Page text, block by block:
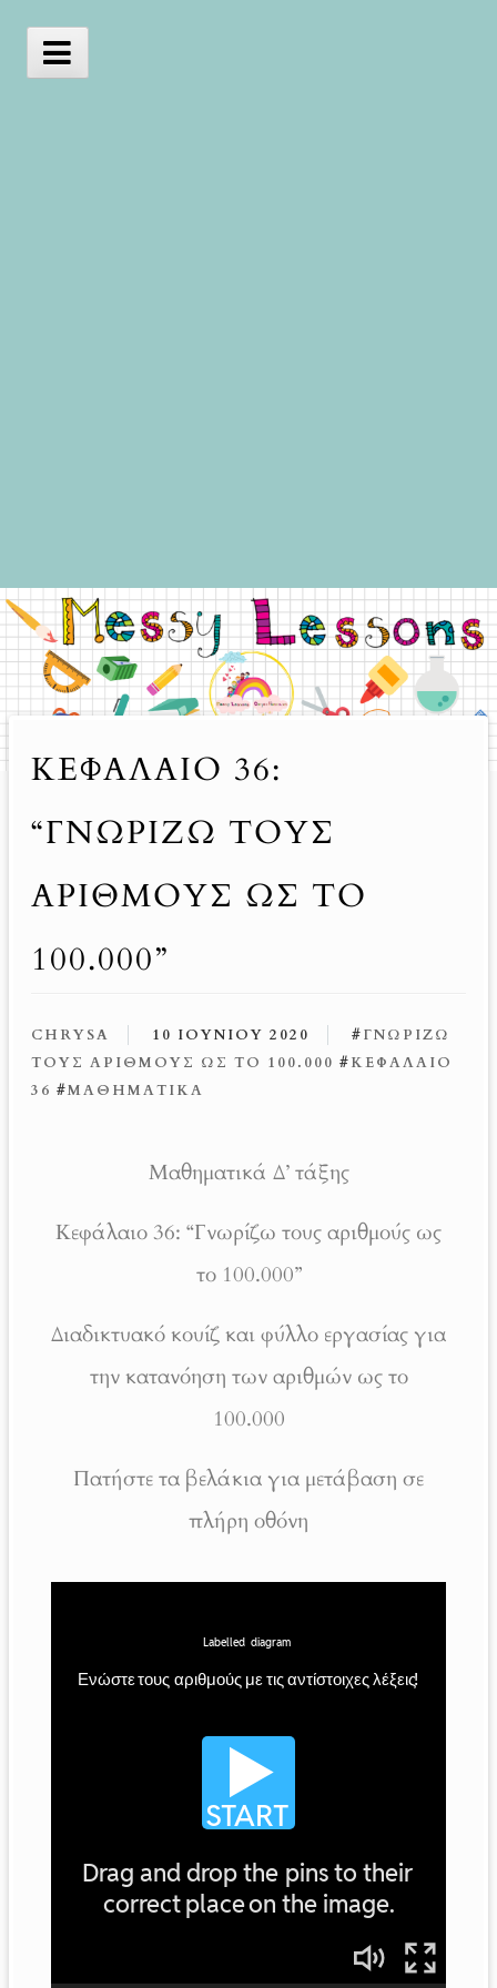
ΚΕΦΑΛΑΙΟ 36:
“ΓΝΩΡΙΖΩ ΤΟΥΣ
ΑΡΙΘΜΟΥΣ ΩΣ ΤΟ
100.000”
CHRYSA 10 ΙΟΥΝΊΟΥ 2020 #ΓΝΩΡΊΖΩ
ΤΟΥΣ ΑΡΙΘΜΟΎΣ ΩΣ ΤΟ 100.000 #ΚΕΦΆΛΑΙΟ
36 #ΜΑΘΗΜΑΤΙΚΆ
Μαθηματικά Δ’ τάξης
Κεφάλαιο 36: “Γνωρίζω τους αριθμούς ως
το 100.000”
Διαδικτυακό κουίζ και φύλλο εργασίας για
την κατανόηση των αριθμών ως το
100.000
Πατήστε τα βελάκια για μετάβαση σε
πλήρη οθόνη